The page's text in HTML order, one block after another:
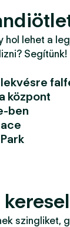
hol lehet a
központ
ben
szingliket,